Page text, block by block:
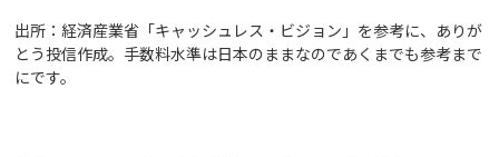
出所：経済産業省「キャッシュレス・ビジョン」を参考に、ありが
とう投信作成。手数料水準は日本のままなのであくまでも参考まで
にです。